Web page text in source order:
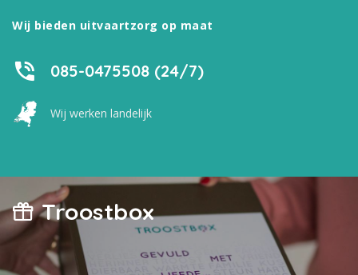
Wij bieden uitvaartzorg op maat
085-0475508 (24/7)
Wij werken landelijk
Troostbox